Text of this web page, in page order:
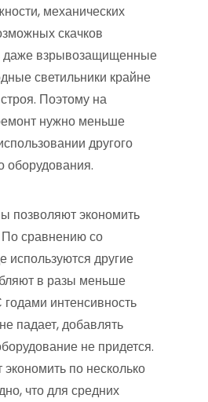
механических
скачков
даже взрывозащищенные
светильники крайне
Поэтому на
нужно меньше
другого
оборудования.
позволяют экономить
сравнению со
используются другие
в разы меньше
годами интенсивность
падает, добавлять
не придется.
экономить по несколько
что для средних